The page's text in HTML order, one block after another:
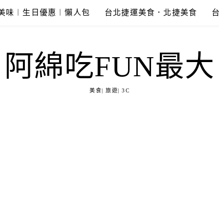
味︱生日優惠︱懶人包 台北捷運美食．北捷美食
阿綿吃FUN最大
美食| 旅遊| 3C